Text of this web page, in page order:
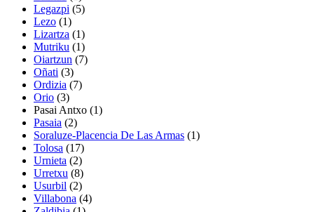
Legazpi (5)
Lezo (1)
Lizartza (1)
Mutriku (1)
Oiartzun (7)
Oñati (3)
Ordizia (7)
Orio (3)
Pasai Antxo (1)
Pasaia (2)
Soraluze-Placencia De Las Armas (1)
Tolosa (17)
Urnieta (2)
Urretxu (8)
Usurbil (2)
Villabona (4)